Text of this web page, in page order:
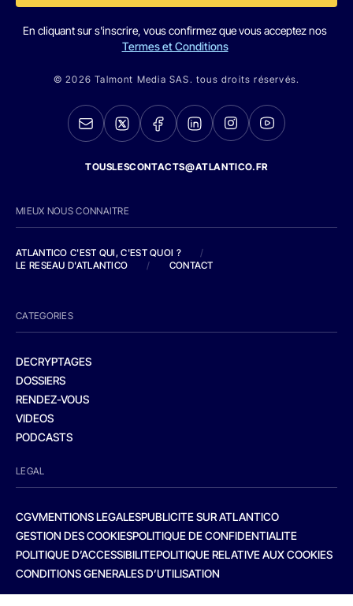
En cliquant sur s'inscrire, vous confirmez que vous acceptez nos
Termes et Conditions
© 2026 Talmont Media SAS. tous droits réservés.
TOUSLESCONTACTS@ATLANTICO.FR
MIEUX NOUS CONNAITRE
ATLANTICO C'EST QUI, C'EST QUOI ?
/
LE RESEAU D'ATLANTICO
/ CONTACT
CATEGORIES
DECRYPTAGES
DOSSIERS
RENDEZ-VOUS
VIDEOS
PODCASTS
LEGAL
CGVMENTIONS LEGALESPUBLICITE SUR ATLANTICO
GESTION DES COOKIESPOLITIQUE DE CONFIDENTIALITE
POLITIQUE D’ACCESSIBILITEPOLITIQUE RELATIVE AUX COOKIES
CONDITIONS GENERALES D’UTILISATION